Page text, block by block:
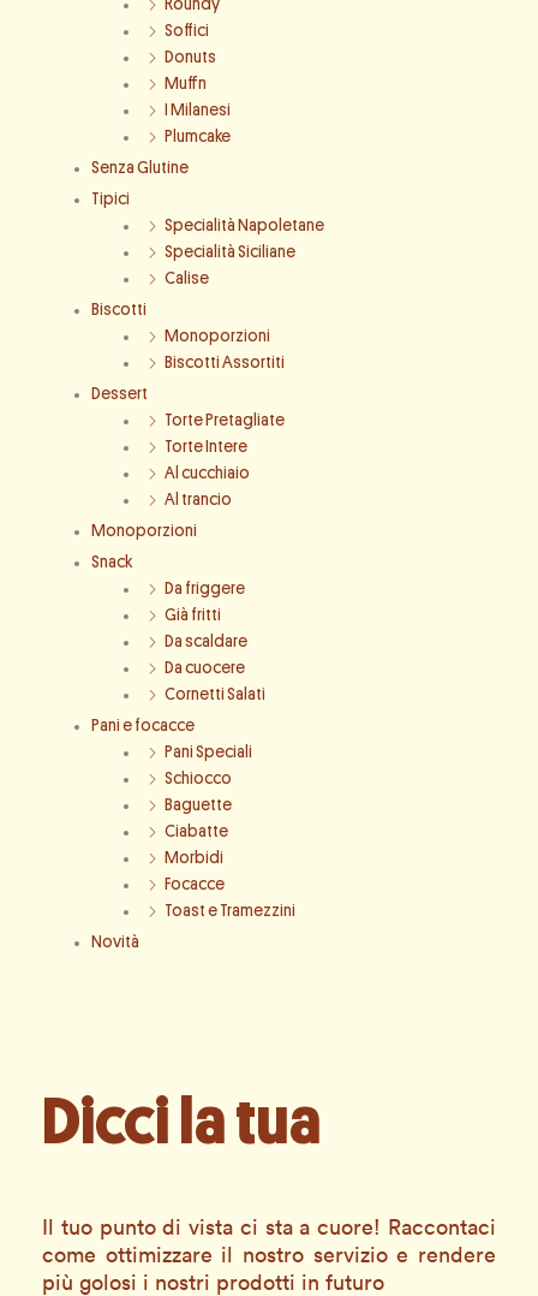
Roundy
Soffici
Donuts
Muffn
I Milanesi
Plumcake
Senza Glutine
Tipici
Specialità Napoletane
Specialità Siciliane
Calise
Biscotti
Monoporzioni
Biscotti Assortiti
Dessert
Torte Pretagliate
Torte Intere
Al cucchiaio
Al trancio
Monoporzioni
Snack
Da friggere
Già fritti
Da scaldare
Da cuocere
Cornetti Salati
Pani e focacce
Pani Speciali
Schiocco
Baguette
Ciabatte
Morbidi
Focacce
Toast e Tramezzini
Novità
Dicci la tua
Il tuo punto di vista ci sta a cuore! Raccontaci
come ottimizzare il nostro servizio e rendere
più golosi i nostri prodotti in futuro